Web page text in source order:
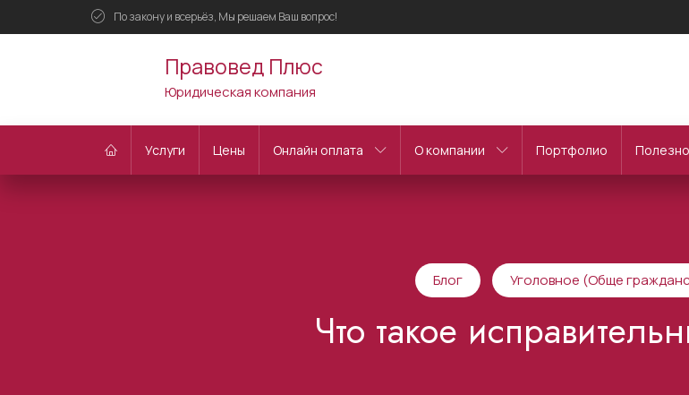
По закону и всерьёз, Мы решаем Ваш вопрос!
Правовед Плюс
Юридическая компания
Услуги Цены Онлайн оплата О компании Портфолио
Блог Уголовное (Обще
Что такое